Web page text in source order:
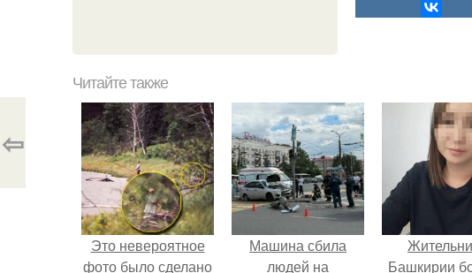
⇦
Читайте также
Это невероятное
фото было сделано
Машина сбила
людей на
Башкирии